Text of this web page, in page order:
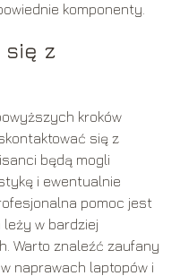
komponenty.
się z
kroków
się z
będą mogli
i ewentualnie
pomoc jest
w bardziej
Warto znaleźć zaufany
naprawach laptopów i